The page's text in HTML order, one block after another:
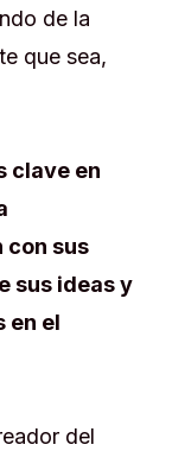
de la
que sea,
clave en
con sus
sus ideas y
en el
del